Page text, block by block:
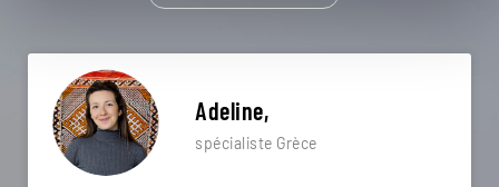
Adeline,
spécialiste Grèce